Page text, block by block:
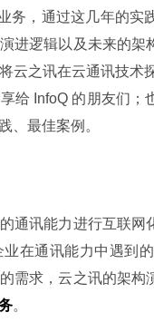
务，通过这几年的
进逻辑以及未来的
云之讯在云通讯技术
给 InfoQ 的朋友们
、最佳案例。
通讯能力进行互联
在通讯能力中遇到
需求，云之讯的架构
。